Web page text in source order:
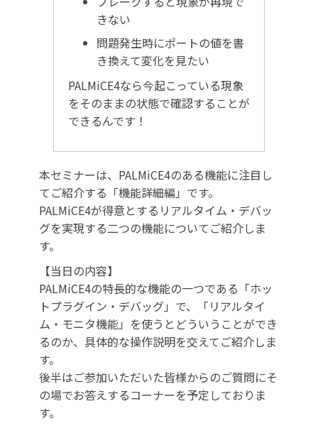
きない
問題発生時にポートの値を書
き換えて変化を見たい
PALMiCE4なら今起こっている現象
をそのままの状態で確認することが
できるんです！
本セミナーは、PALMiCE4のある機能に注目し
てご紹介する「機能詳細編」です。
PALMiCE4が得意とするリアルタイム・デバッ
グを実現する二つの機能についてご紹介しま
す。
【当日の内容】
PALMiCE4の特長的な機能の一つである「ホッ
トプラグイン・デバッグ」で、「リアルタイ
ム・モニタ機能」を使うとどういうことができ
るのか、具体的な操作説明を交えてご紹介しま
す。
後半はご参加いただいた皆様からのご質問にそ
の場でお答えするコーナーを予定しておりま
す。